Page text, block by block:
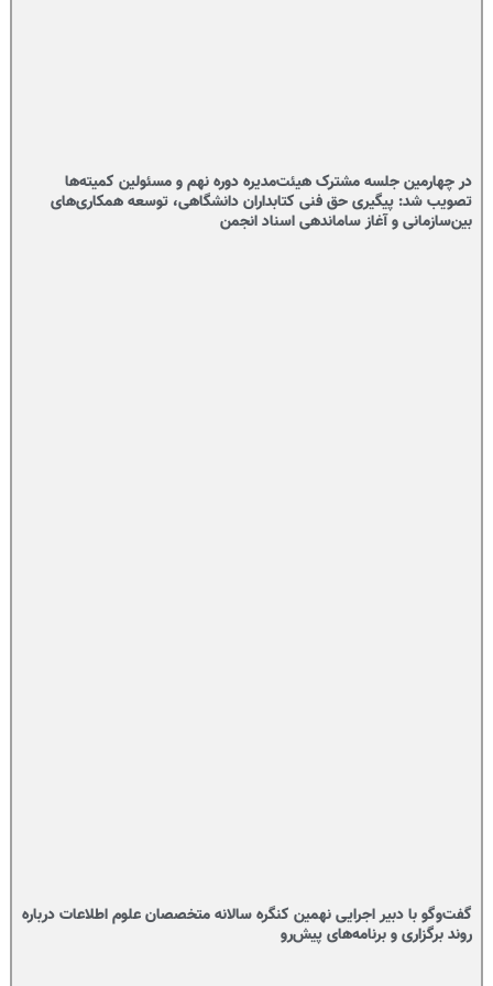
در چهارمین جلسه مشترک هیئت‌مدیره دوره نهم و مسئولین کمیته‌ها
تصویب شد: پیگیری حق فنی کتابداران دانشگاهی، توسعه همکاری‌های
بین‌سازمانی و آغاز ساماندهی اسناد انجمن
گفت‌وگو با دبیر اجرایی نهمین کنگره سالانه متخصصان علوم اطلاعات درباره
روند برگزاری و برنامه‌های پیش‌رو